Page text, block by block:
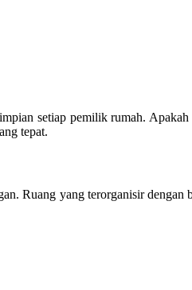
setiap pemilik rumah.
tepat.
Ruang yang terorganisir dengan